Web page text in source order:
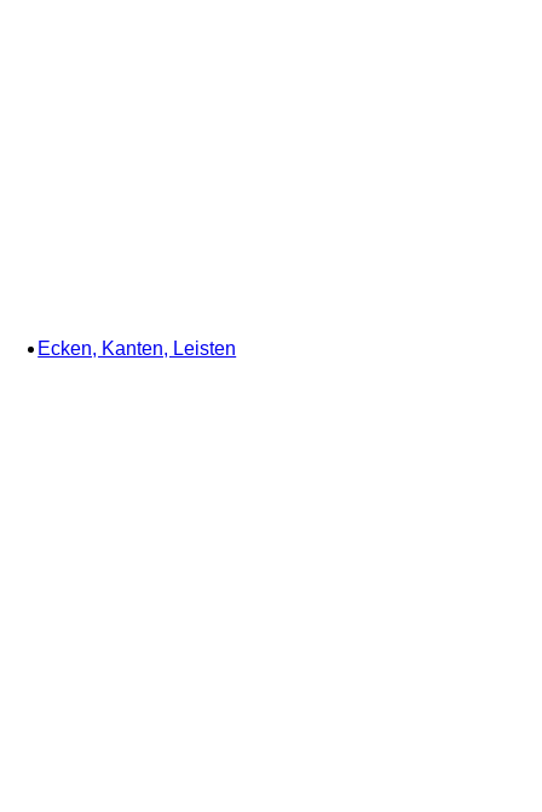
Ecken, Kanten, Leisten